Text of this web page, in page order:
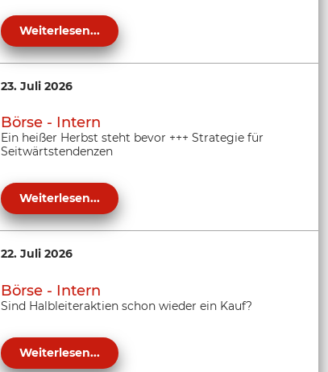
Weiterlesen...
23. Juli 2026
Börse - Intern
Ein heißer Herbst steht bevor +++ Strategie für
Seitwärtstendenzen
Weiterlesen...
22. Juli 2026
Börse - Intern
Sind Halbleiteraktien schon wieder ein Kauf?
Weiterlesen...